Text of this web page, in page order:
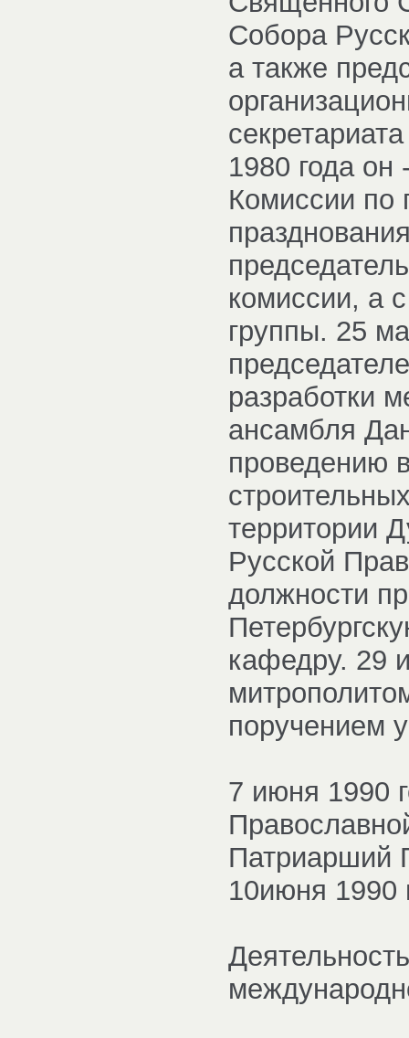
Собора
а также
1980 года он
Комиссии по
комиссии, а
группы. 25
разработки
ансамбля
проведению
территории
Русской
должности
кафедру. 29
поручением
7 июня 1990
Патриарший
10июня 1990